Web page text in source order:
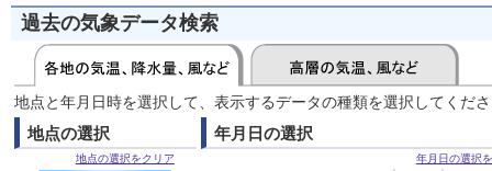
過去の気象データ検索
地点と年月日時を選択して、表示するデータの種類を選択してくだ
地点の選択
地点の選択をクリア
年月日の選択
年月日の選択